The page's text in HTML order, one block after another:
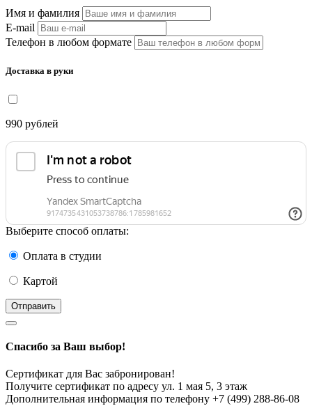
Имя и фамилия
E-mail
Телефон в любом формате
Доставка в руки
990 рублей
Выберите способ оплаты:
Оплата в студии
Картой
Отправить
Спасибо за Ваш выбор!
Сертификат для Вас забронирован!
Получите сертификат по адресу ул. 1 мая 5, 3 этаж
Дополнительная информация по телефону +7 (499) 288-86-08